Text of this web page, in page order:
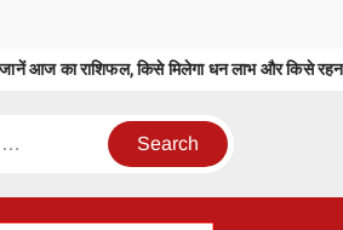
का राशिफल, किसे मिलेगा धन लाभ और किसे रहना